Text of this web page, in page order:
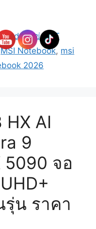
Update ข่าว IT
MSI Notebook, msi
2026
HX AI
9
5090 จอ
รุ่น ราคา